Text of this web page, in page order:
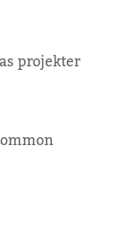
projekter